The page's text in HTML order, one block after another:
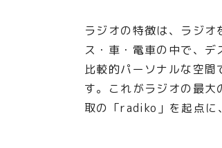
ラジオの特徴は、ラジ
ス・車・電車の中で、
比較的パーソナルな空
す。これがラジオの最
取の「radiko」を起点に